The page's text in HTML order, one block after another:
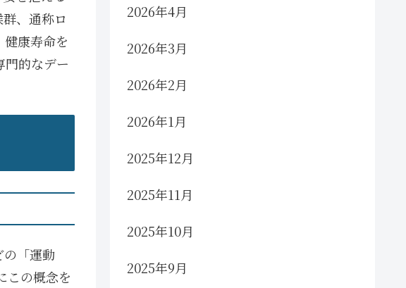
、通称ロ
康寿命を
的なデー
の「運動
この概念を
2026年4月
2026年3月
2026年2月
2026年1月
2025年12月
2025年11月
2025年10月
2025年9月